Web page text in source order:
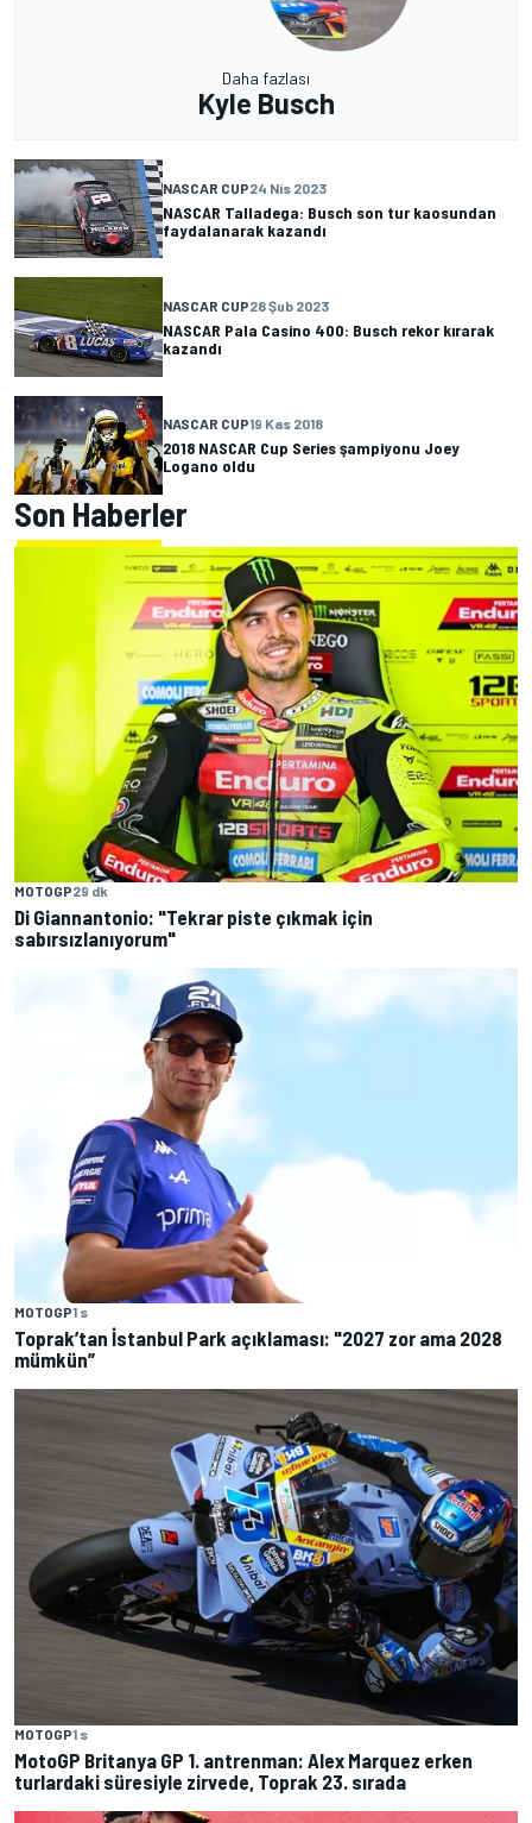
Daha fazlası
Kyle Busch
NASCAR CUP24 Nis 2023
NASCAR Talladega: Busch son tur kaosundan
faydalanarak kazandı
NASCAR CUP28 Şub 2023
NASCAR Pala Casino 400: Busch rekor kırarak
kazandı
NASCAR CUP19 Kas 2018
2018 NASCAR Cup Series şampiyonu Joey
Logano oldu
Son Haberler
MOTOGP29 dk
Di Giannantonio: "Tekrar piste çıkmak için
sabırsızlanıyorum"
MOTOGP1 s
Toprak’tan İstanbul Park açıklaması: "2027 zor ama 2028
mümkün”
MOTOGP1 s
MotoGP Britanya GP 1. antrenman: Alex Marquez erken
turlardaki süresiyle zirvede, Toprak 23. sırada